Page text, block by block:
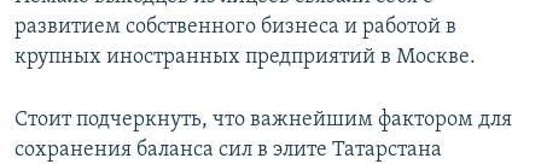
развитием собственного бизнеса и работой в
крупных иностранных предприятий в Москве.
Стоит подчеркнуть, что важнейшим фактором для
сохранения баланса сил в элите Татарстана